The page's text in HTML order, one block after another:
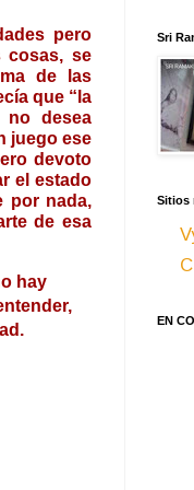
pero
cosas, se
de las
que “la
no desea
juego ese
devoto
el estado
por nada,
de esa
hay
Sri
Sitios
EN